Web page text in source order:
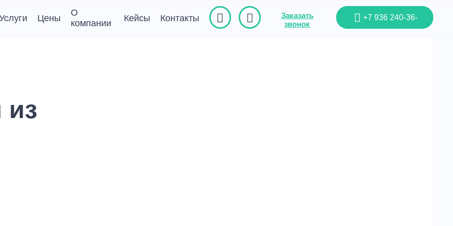
перед ремонтом
во время ремонта
Цены
О
компании
Кейсы Контакты
Заказать
звонок
+7 936 240-36-
из